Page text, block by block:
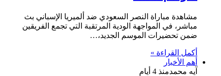
مشاهدة مباراة النصر السعودي ضد ألميريا الإسباني بث
مباشر، في المواجهة الودية المرتقبة التي تجمع الفريقين
ضمن تحضيرات الموسم الجديد،…
أكمل القراءة »
أهم الأخبار
آيه محمدمنذ 4 أيام